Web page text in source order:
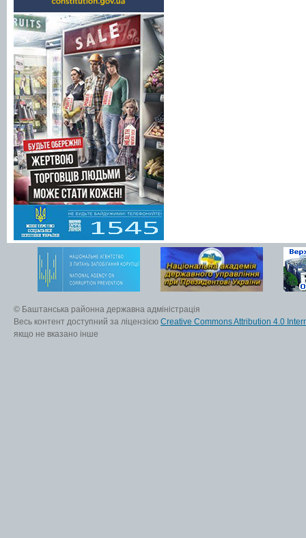
© Баштанська районна державна адміністрація
Весь контент доступний за ліцензією Creative Commons Attribution 4.0
якщо не вказано інше